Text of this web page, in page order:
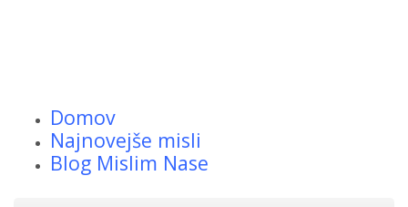
Domov
Najnovejše misli
Blog Mislim Nase